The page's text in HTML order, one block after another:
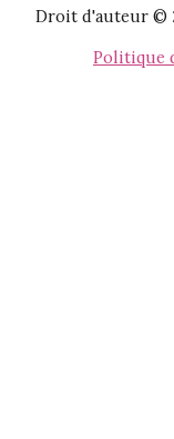
Droit d'auteur ©
Politique